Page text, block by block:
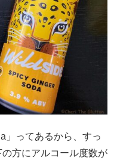
」ってあるから、すっ
方にアルコール度数が